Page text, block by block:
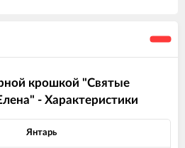
крошкой "Святые
- Характеристики
Янтарь